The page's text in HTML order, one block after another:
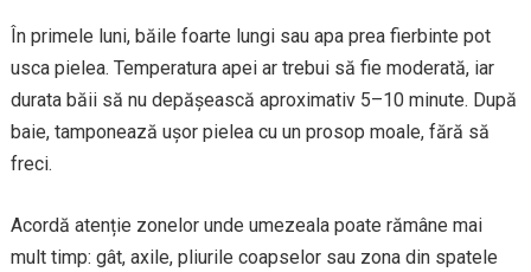
În primele luni, băile foarte lungi sau apa prea fierbinte pot
usca pielea. Temperatura apei ar trebui să fie moderată, iar
durata băii să nu depășească aproximativ 5–10 minute. După
baie, tamponează ușor pielea cu un prosop moale, fără să
freci.
Acordă atenție zonelor unde umezeala poate rămâne mai
mult timp: gât, axile, pliurile coapselor sau zona din spatele